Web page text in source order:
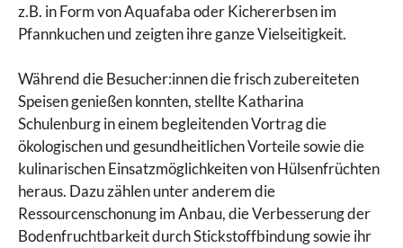
z.B. in Form von Aquafaba oder Kichererbsen im
Pfannkuchen und zeigten ihre ganze Vielseitigkeit.
Während die Besucher:innen die frisch zubereiteten
Speisen genießen konnten, stellte Katharina
Schulenburg in einem begleitenden Vortrag die
ökologischen und gesundheitlichen Vorteile sowie die
kulinarischen Einsatzmöglichkeiten von Hülsenfrüchten
heraus. Dazu zählen unter anderem die
Ressourcenschonung im Anbau, die Verbesserung der
Bodenfruchtbarkeit durch Stickstoffbindung sowie ihr